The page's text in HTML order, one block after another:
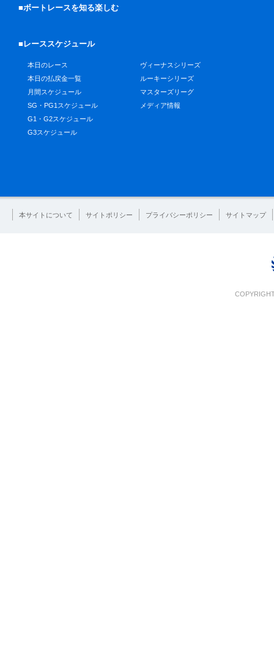
■ボートレースを知る楽しむ
■レーススケジュール
本日のレース
本日の払戻金一覧
月間スケジュール
SG・PG1スケジュール
G1・G2スケジュール
G3スケジュール
ヴィーナスシリーズ
ルーキーシリーズ
マスターズリーグ
メディア情報
本サイトについて サイトポリシー プライバシーポリシー サイトマップ